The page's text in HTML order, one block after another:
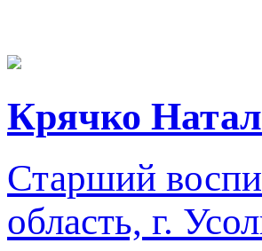
Крячко
Старший
область, г.